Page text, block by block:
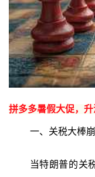
拼多多暑假大促，
一、关税大棒
当特朗普的关